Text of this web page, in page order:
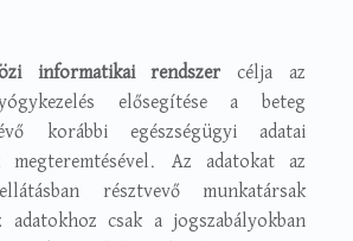
informatikai rendszer célja az
elősegítése a beteg
korábbi egészségügyi adatai
megteremtésével. Az adatokat az
résztvevő munkatársak
adatokhoz csak a jogszabályokban